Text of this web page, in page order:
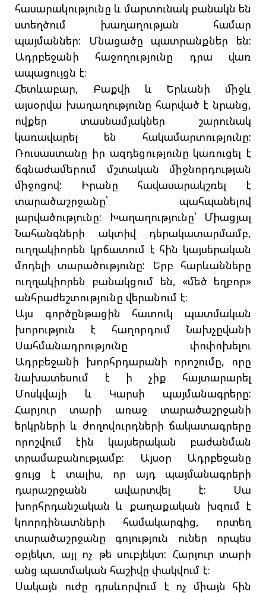
հասարակությունը և մարտունակ բանակն են
ստեղծում խաղաղության համար
պայմաններ: Մնացածը պատրանքներ են:
Ադրբեջանի հաջողությունը դրա վառ
ապացույցն է։
Հետևաբար, Բաքվի և Երևանի միջև
այսօրվա խաղաղությունը հարված է նրանց,
ովքեր տասնամյակներ շարունակ
կառավարել են հակամարտությունը:
Ռուսաստանը իր ազդեցությունը կառուցել է
ճգնաժամերում մշտական միջնորդության
միջոցով: Իրանը հավասարակշռել է
տարածաշրջանը՝ պահպանելով
լարվածությունը: Խաղաղությունը՝ Միացյալ
Նահանգների ակտիվ դերակատարմամբ,
ուղղակիորեն կրճատում է հին կայսերական
մոդելի տարածությունը: Երբ հարևանները
ուղղակիորեն բանակցում են, «մեծ եղբոր»
անհրաժեշտությունը վերանում է։
Այս գործընթացին հատուկ պատմական
խորություն է հաղորդում Նախչըվանի
Սահմանադրությունը փոփոխելու
Ադրբեջանի խորհրդարանի որոշումը, որը
նախատեսում է ի չիք հայտարարել
Մոսկվայի և Կարսի պայմանագրերը:
Հարյուր տարի առաջ տարածաշրջանի
երկրների և ժողովուրդների ճակատագրերը
որոշվում էին կայսերական բաժանման
տրամաբանությամբ: Այսօր Ադրբեջանը
ցույց է տալիս, որ այդ պայմանագրերի
դարաշրջանն ավարտվել է: Սա
խորհրդանշական և քաղաքական խզում է
կոորդինատների համակարգից, որտեղ
տարածաշրջանը գոյություն ուներ որպես
օբյեկտ, այլ ոչ թե սուբյեկտ: Հարյուր տարի
անց պատմական հաշիվը փակվում է։
Սակայն ուժը դրսևորվում է ոչ միայն հին